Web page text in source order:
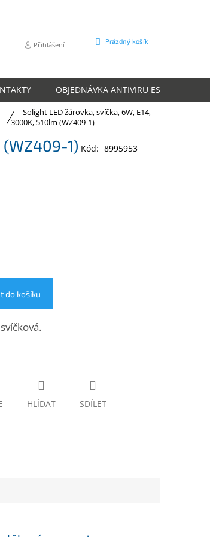
Přihlášení
NÁKUPNÍ
Prázdný košík
OBJEDNÁVKA ANTIVIRU ESET
Solight LED žárovka, svíčka, 6W, E14,
3000K, 510lm (WZ409-1)
(WZ409-1) Kód: 8995953
do košíku
HLÍDAT SDÍLET